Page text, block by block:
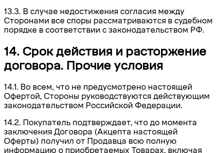
13.3. В случае недостижения согласия между
Сторонами все споры рассматриваются в судебном
порядке в соответствии с законодательством РФ.
14. Срок действия и расторжение
договора. Прочие условия
14.1. Во всем, что не предусмотрено настоящей
Офертой, Стороны руководствуются действующим
законодательством Российской Федерации.
14.2. Покупатель подтверждает, что до момента
заключения Договора (Акцепта настоящей
Оферты) получил от Продавца всю полную
информацию о приобретаемых Товарах, включая